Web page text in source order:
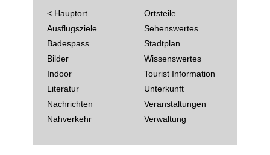
< Hauptort
Ausflugsziele
Badespass
Bilder
Indoor
Literatur
Nachrichten
Nahverkehr
Ortsteile
Sehenswertes
Stadtplan
Wissenswertes
Tourist Information
Unterkunft
Veranstaltungen
Verwaltung